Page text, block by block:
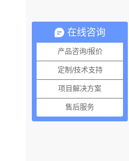
在线咨询
产品咨询/报价
定制/技术支持
项目解决方案
售后服务